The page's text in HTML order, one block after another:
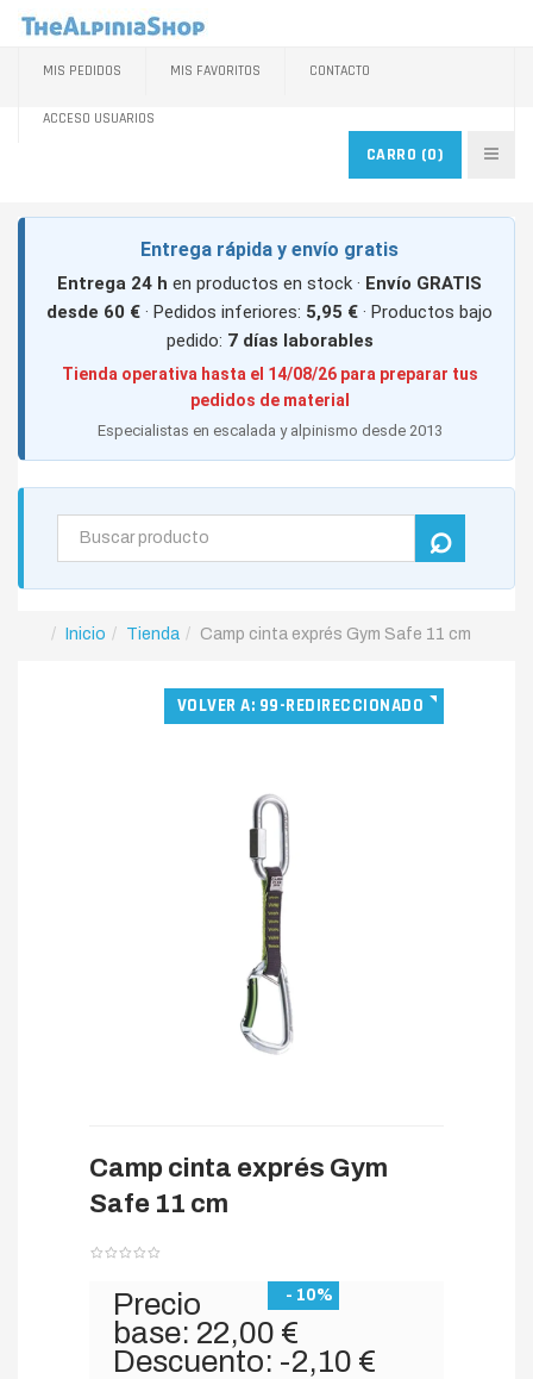
MIS PEDIDOS MIS FAVORITOS CONTACTO
ACCESO USUARIOS
CARRO (0)
Entrega rápida y envío gratis
Entrega 24 h en productos en stock · Envío GRATIS
desde 60 € · Pedidos inferiores: 5,95 € · Productos bajo
pedido: 7 días laborables
Tienda operativa hasta el 14/08/26 para preparar tus
pedidos de material
Especialistas en escalada y alpinismo desde 2013
Inicio Tienda Camp cinta exprés Gym Safe 11 cm
VOLVER A: 99-REDIRECCIONADO
Camp cinta exprés Gym
Safe 11 cm
- 10%
Precio
base: 22,00 €
Descuento: -2,10 €